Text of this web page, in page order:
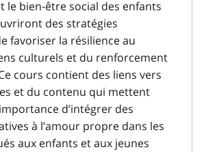
le bien-être social des enfants
des stratégies
favoriser la résilience au
culturels et du renforcement
cours contient des liens vers
et du contenu qui mettent
d’intégrer des
à l’amour propre dans les
aux enfants et aux jeunes